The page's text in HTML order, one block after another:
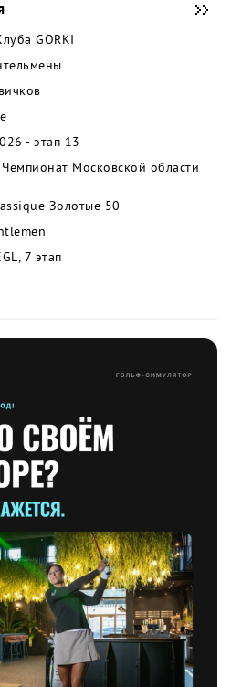
GORKI
- этап 13
Московской области
Золотые 50
7 этап